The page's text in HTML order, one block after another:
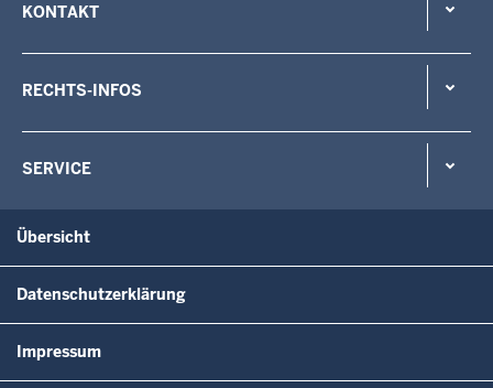
KONTAKT
RECHTS-INFOS
SERVICE
Übersicht
Datenschutzerklärung
Impressum